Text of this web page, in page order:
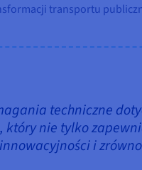
transportu
techniczne
który nie tylko
i